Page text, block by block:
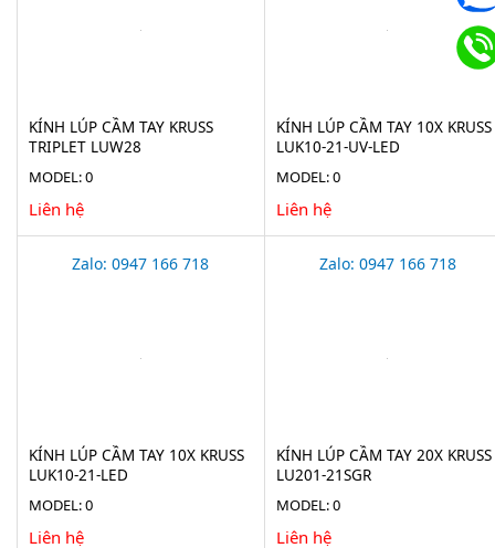
KÍNH LÚP CẦM TAY KRUSS
TRIPLET LUW28
MODEL: 0
Liên hệ
KÍNH LÚP CẦM TAY 10X KRUSS
LUK10-21-UV-LED
MODEL: 0
Liên hệ
Zalo: 0947 166 718
KÍNH LÚP CẦM TAY 10X KRUSS
LUK10-21-LED
MODEL: 0
Liên hệ
Zalo: 0947 166 718
KÍNH LÚP CẦM TAY 20X KRUSS
LU201-21SGR
MODEL: 0
Liên hệ